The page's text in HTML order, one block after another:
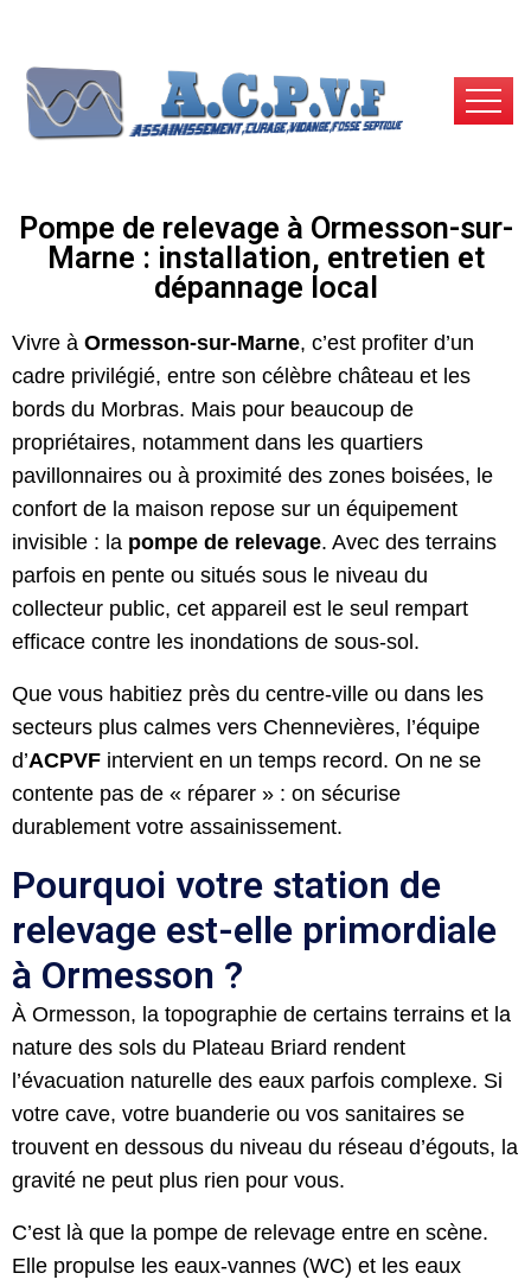
Pompe de relevage à Ormesson-sur-
Marne : installation, entretien et
dépannage local
Vivre à Ormesson-sur-Marne, c’est profiter d’un
cadre privilégié, entre son célèbre château et les
bords du Morbras. Mais pour beaucoup de
propriétaires, notamment dans les quartiers
pavillonnaires ou à proximité des zones boisées, le
confort de la maison repose sur un équipement
invisible : la pompe de relevage. Avec des terrains
parfois en pente ou situés sous le niveau du
collecteur public, cet appareil est le seul rempart
efficace contre les inondations de sous-sol.
Que vous habitiez près du centre-ville ou dans les
secteurs plus calmes vers Chennevières, l’équipe
d’ACPVF intervient en un temps record. On ne se
contente pas de « réparer » : on sécurise
durablement votre assainissement.
Pourquoi votre station de
relevage est-elle primordiale
à Ormesson ?
À Ormesson, la topographie de certains terrains et la
nature des sols du Plateau Briard rendent
l’évacuation naturelle des eaux parfois complexe. Si
votre cave, votre buanderie ou vos sanitaires se
trouvent en dessous du niveau du réseau d’égouts, la
gravité ne peut plus rien pour vous.
C’est là que la pompe de relevage entre en scène.
Elle propulse les eaux-vannes (WC) et les eaux